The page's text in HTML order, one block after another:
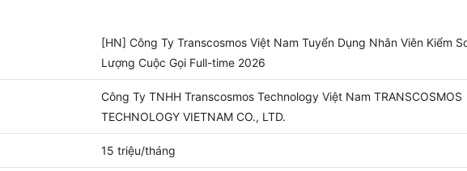
[HN] Công Ty Transcosmos Việt Nam Tuyển Dụng Nhân Viên Kiểm
Lượng Cuộc Gọi Full-time 2026
Công Ty TNHH Transcosmos Technology Việt Nam TRANSCOSMOS
TECHNOLOGY VIETNAM CO., LTD.
15 triệu/tháng